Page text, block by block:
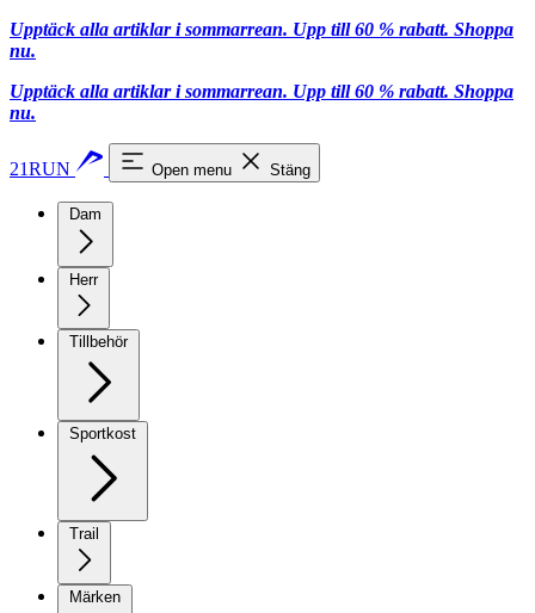
Upptäck alla artiklar i sommarrean. Upp till 60 % rabatt. Shoppa
nu.
Upptäck alla artiklar i sommarrean. Upp till 60 % rabatt. Shoppa
nu.
21RUN Open menu Stäng
Dam
Herr
Tillbehör
Sportkost
Trail
Märken